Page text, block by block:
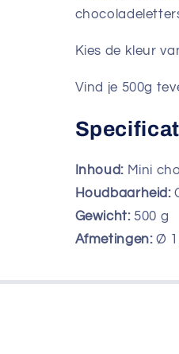
Kies de kleur
Vind je 500g
Inhoud: Mini
Houdbaarheid:
Gewicht: 500 g
Afmetingen:Ø